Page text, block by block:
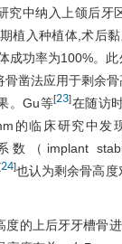
究中纳入上颌后牙
植入种植体,术后
成功率为100%。
骨凿法应用于剩余
。Gu等[23]在随访
的临床研究中发
（implant
[24]也认为剩余骨高
度的上后牙牙槽骨